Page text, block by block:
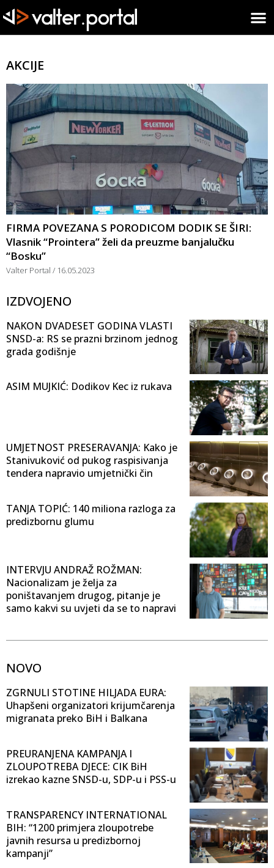
AKCIJE
FIRMA POVEZANA S PORODICOM DODIK SE ŠIRI:
Vlasnik “Prointera” želi da preuzme banjalučku
“Bosku”
Valter Portal 16.05.2023
IZDVOJENO
NAKON DVADESET GODINA VLASTI
SNSD-a: RS se prazni brzinom jednog
grada godišnje
ASIM MUJKIĆ: Dodikov Kec iz rukava
UMJETNOST PRESERAVANJA: Kako je
Stanivuković od pukog raspisivanja
tendera napravio umjetnički čin
TANJA TOPIĆ: 140 miliona razloga za
predizbornu glumu
INTERVJU ANDRAŽ ROŽMAN:
Nacionalizam je želja za
poništavanjem drugog, pitanje je
samo kakvi su uvjeti da se to napravi
NOVO
ZGRNULI STOTINE HILJADA EURA:
Uhapšeni organizatori krijumčarenja
migranata preko BiH i Balkana
PREURANJENA KAMPANJA I
ZLOUPOTREBA DJECE: CIK BiH
izrekao kazne SNSD-u, SDP-u i PSS-u
TRANSPARENCY INTERNATIONAL
BIH: “1200 primjera zloupotrebe
javnih resursa u predizbornoj
kampanji”